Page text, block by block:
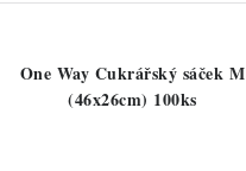
One Way Cukrářský sáček M
(46x26cm) 100ks